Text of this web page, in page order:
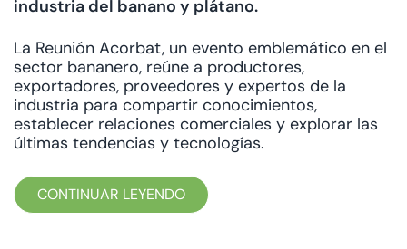
industria del banano y plátano.
La Reunión Acorbat, un evento emblemático en el
sector bananero, reúne a productores,
exportadores, proveedores y expertos de la
industria para compartir conocimientos,
establecer relaciones comerciales y explorar las
últimas tendencias y tecnologías.
CONTINUAR LEYENDO